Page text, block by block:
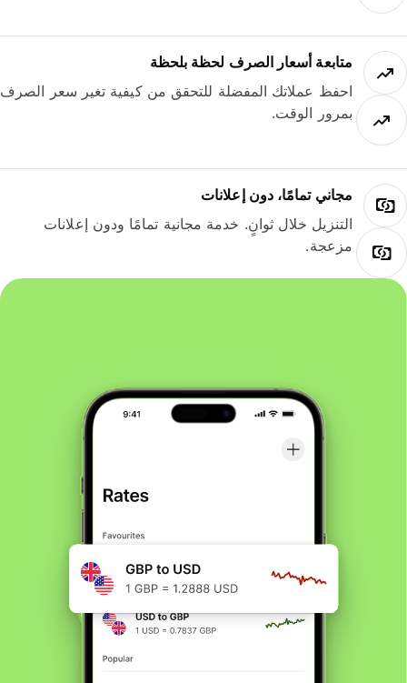
متابعة أسعار الصرف لحظة بلحظة
احفظ عملاتك المفضلة للتحقق من كيفية تغير سعر الصرف
بمرور الوقت.
مجاني تمامًا، دون إعلانات
التنزيل خلال ثوانٍ. خدمة مجانية تمامًا ودون إعلانات
مزعجة.